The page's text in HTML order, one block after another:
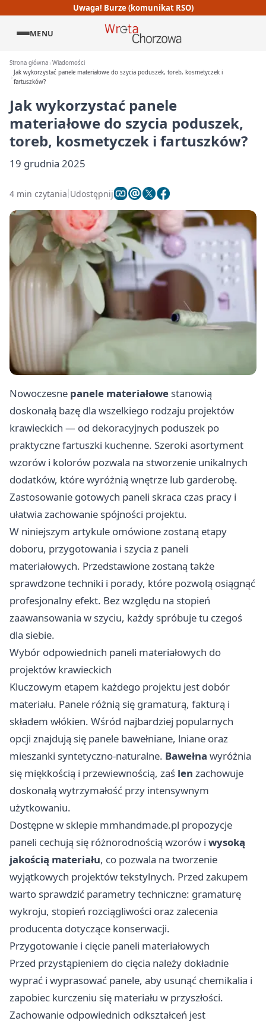
Uwaga! Burze (komunikat RSO)
MENU
Strona główna Wiadomości
Jak wykorzystać panele materiałowe do szycia poduszek, toreb, kosmetyczek i
fartuszków?
Jak wykorzystać panele
materiałowe do szycia poduszek,
toreb, kosmetyczek i fartuszków?
19 grudnia 2025
4 min czytania Udostępnij
Nowoczesne panele materiałowe stanowią
doskonałą bazę dla wszelkiego rodzaju projektów
krawieckich — od dekoracyjnych poduszek po
praktyczne fartuszki kuchenne. Szeroki asortyment
wzorów i kolorów pozwala na stworzenie unikalnych
dodatków, które wyróżnią wnętrze lub garderobę.
Zastosowanie gotowych paneli skraca czas pracy i
ułatwia zachowanie spójności projektu.
W niniejszym artykule omówione zostaną etapy
doboru, przygotowania i szycia z paneli
materiałowych. Przedstawione zostaną także
sprawdzone techniki i porady, które pozwolą osiągnąć
profesjonalny efekt. Bez względu na stopień
zaawansowania w szyciu, każdy spróbuje tu czegoś
dla siebie.
Wybór odpowiednich paneli materiałowych do
projektów krawieckich
Kluczowym etapem każdego projektu jest dobór
materiału. Panele różnią się gramaturą, fakturą i
składem włókien. Wśród najbardziej popularnych
opcji znajdują się panele bawełniane, lniane oraz
mieszanki syntetyczno-naturalne. Bawełna wyróżnia
się miękkością i przewiewnością, zaś len zachowuje
doskonałą wytrzymałość przy intensywnym
użytkowaniu.
Dostępne w sklepie mmhandmade.pl propozycje
paneli cechują się różnorodnością wzorów i wysoką
jakością materiału, co pozwala na tworzenie
wyjątkowych projektów tekstylnych. Przed zakupem
warto sprawdzić parametry techniczne: gramaturę
wykroju, stopień rozciągliwości oraz zalecenia
producenta dotyczące konserwacji.
Przygotowanie i cięcie paneli materiałowych
Przed przystąpieniem do cięcia należy dokładnie
wyprać i wyprasować panele, aby usunąć chemikalia i
zapobiec kurczeniu się materiału w przyszłości.
Zachowanie odpowiednich odkształceń jest